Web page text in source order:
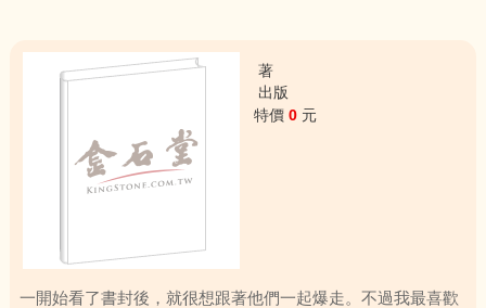
著
出版
特價 0 元
一開始看了書封後，就很想跟著他們一起爆走。不過我最喜歡